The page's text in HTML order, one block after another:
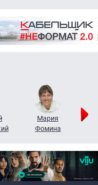
Мария
Фомина